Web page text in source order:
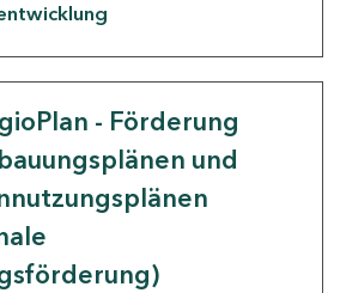
- Förderung
und